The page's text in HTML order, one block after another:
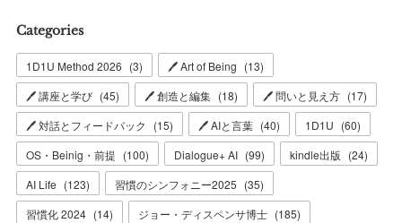
Categories
1D1U Method 2026 (3) 🖊 Art of Being (13)
🖊 講座と学び (45) 🖊 創造と編集 (18) 🖊 問いと見え方 (17)
🖊 対話とフィードバック
(15) 🖊 AIと言葉 (40) 1D1U (60)
OS・Beinig・前提 (100) Dialogue+ AI (99) kindle出版 (24)
AI Life (123) 習慣のシンフォニー2025 (35)
習慣化 2024 (14) ジョー・ディスペンサ博士 (185)